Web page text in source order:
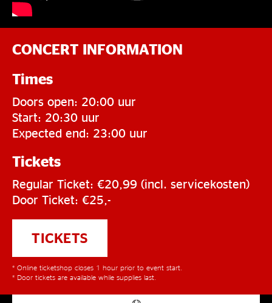
CONCERT INFORMATION
Times
Doors open: 20:00 uur
Start: 20:30 uur
Expected end: 23:00 uur
Tickets
Regular Ticket: €20,99 (incl. servicekosten)
Door Ticket: €25,-
TICKETS
* Online ticketshop closes 1 hour prior to event start.
* Door tickets are available while supplies last.